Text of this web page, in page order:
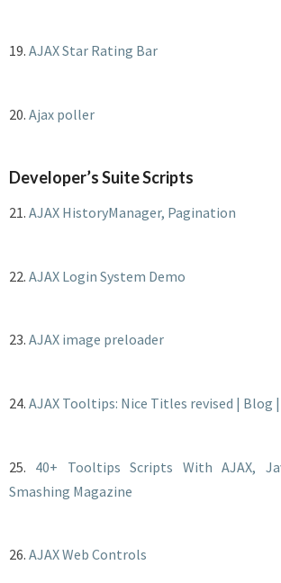
19. AJAX Star Rating Bar
20. Ajax poller
Developer’s Suite Scripts
21. AJAX HistoryManager, Pagination
22. AJAX Login System Demo
23. AJAX image preloader
24. AJAX Tooltips: Nice Titles revised | Blog
25. 40+ Tooltips Scripts With AJAX,
Smashing Magazine
26. AJAX Web Controls